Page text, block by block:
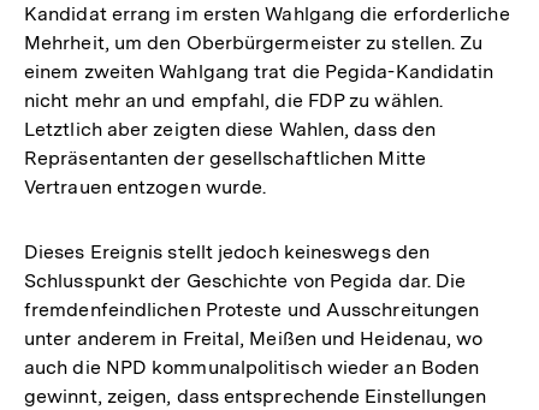
Kandidat errang im ersten Wahlgang die erforderliche
Mehrheit, um den Oberbürgermeister zu stellen. Zu
einem zweiten Wahlgang trat die Pegida-Kandidatin
nicht mehr an und empfahl, die FDP zu wählen.
Letztlich aber zeigten diese Wahlen, dass den
Repräsentanten der gesellschaftlichen Mitte
Vertrauen entzogen wurde.
Dieses Ereignis stellt jedoch keineswegs den
Schlusspunkt der Geschichte von Pegida dar. Die
fremdenfeindlichen Proteste und Ausschreitungen
unter anderem in Freital, Meißen und Heidenau, wo
auch die NPD kommunalpolitisch wieder an Boden
gewinnt, zeigen, dass entsprechende Einstellungen